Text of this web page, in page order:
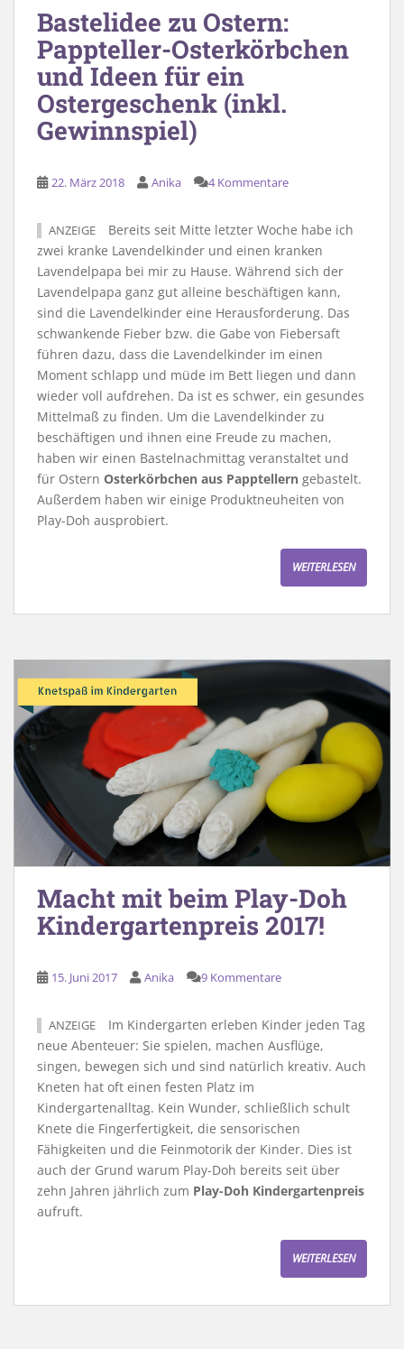
Bastelidee zu Ostern:
Pappteller-Osterkörbchen
und Ideen für ein
Ostergeschenk (inkl.
Gewinnspiel)
22. März 2018 Anika 4 Kommentare
ANZEIGE
Bereits seit Mitte letzter Woche habe ich
zwei kranke Lavendelkinder und einen kranken
Lavendelpapa bei mir zu Hause. Während sich der
Lavendelpapa ganz gut alleine beschäftigen kann,
sind die Lavendelkinder eine Herausforderung. Das
schwankende Fieber bzw. die Gabe von Fiebersaft
führen dazu, dass die Lavendelkinder im einen
Moment schlapp und müde im Bett liegen und dann
wieder voll aufdrehen. Da ist es schwer, ein gesundes
Mittelmaß zu finden. Um die Lavendelkinder zu
beschäftigen und ihnen eine Freude zu machen,
haben wir einen Bastelnachmittag veranstaltet und
für Ostern Osterkörbchen aus Papptellern gebastelt.
Außerdem haben wir einige Produktneuheiten von
Play-Doh ausprobiert.
WEITERLESEN
Macht mit beim Play-Doh
Kindergartenpreis 2017!
15. Juni 2017 Anika 9 Kommentare
ANZEIGE
Im Kindergarten erleben Kinder jeden Tag
neue Abenteuer: Sie spielen, machen Ausflüge,
singen, bewegen sich und sind natürlich kreativ. Auch
Kneten hat oft einen festen Platz im
Kindergartenalltag. Kein Wunder, schließlich schult
Knete die Fingerfertigkeit, die sensorischen
Fähigkeiten und die Feinmotorik der Kinder. Dies ist
auch der Grund warum Play-Doh bereits seit über
zehn Jahren jährlich zum Play-Doh Kindergartenpreis
aufruft.
WEITERLESEN